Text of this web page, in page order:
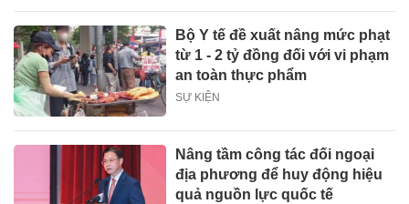
Bộ Y tế đề xuất nâng mức phạt
từ 1 - 2 tỷ đồng đối với vi phạm
an toàn thực phẩm
SỰ KIỆN
Nâng tầm công tác đối ngoại
địa phương để huy động hiệu
quả nguồn lực quốc tế